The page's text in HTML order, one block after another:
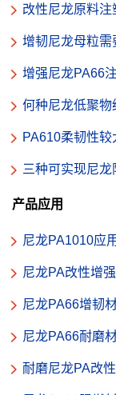
改性尼龙原料注
增韧尼龙母粒
增强尼龙PA66
何种尼龙低聚物
PA610柔韧性
三种可实现尼
产品应用
尼龙PA1010应
尼龙PA改性增
尼龙PA66增韧
尼龙PA66耐磨
耐磨尼龙PA改